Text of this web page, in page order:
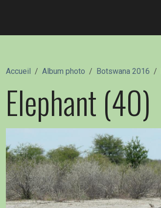
Accueil Album photo Botswana 2016
Elephant (40)